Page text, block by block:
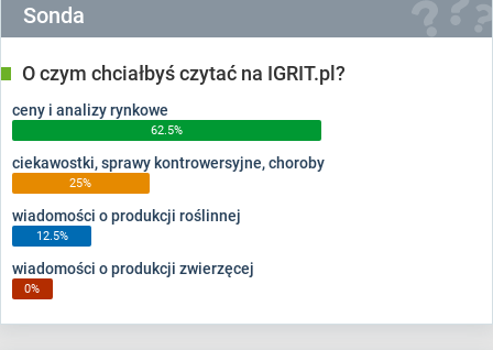
Sonda
O czym chciałbyś czytać na IGRIT.pl?
ceny i analizy rynkowe
62.5%
ciekawostki, sprawy kontrowersyjne, choroby
25%
wiadomości o produkcji roślinnej
12.5%
wiadomości o produkcji zwierzęcej
0%